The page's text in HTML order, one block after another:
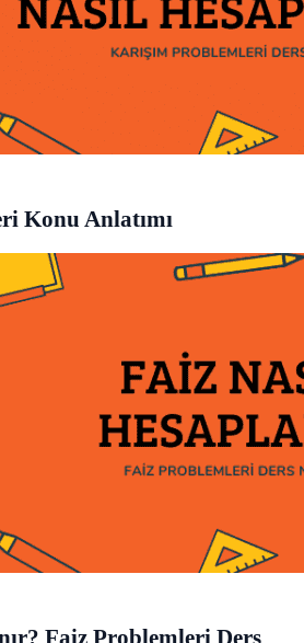
Konu Anlatımı
Faiz Problemleri Ders